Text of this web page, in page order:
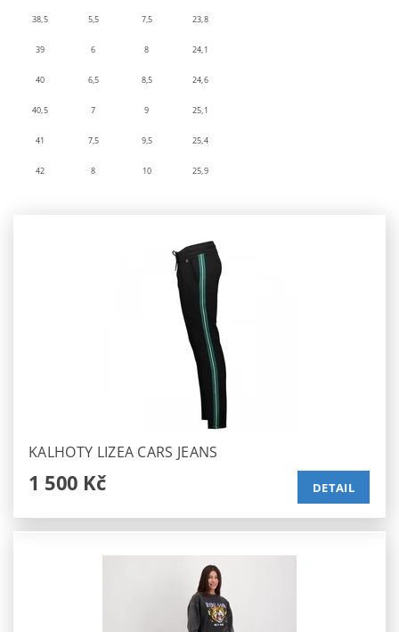
38,5 5,5 7,5 23,8
39 6 8 24,1
40 6,5 8,5 24,6
40,5 7 9 25,1
41 7,5 9,5 25,4
42 8 10 25,9
KALHOTY LIZEA CARS JEANS
1 500 Kč DETAIL